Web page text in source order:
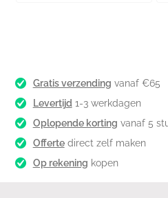
Gratis verzending vanaf €65
Levertijd 1-3 werkdagen
Oplopende korting vanaf 5
Offertedirect zelf maken
Op rekening kopen